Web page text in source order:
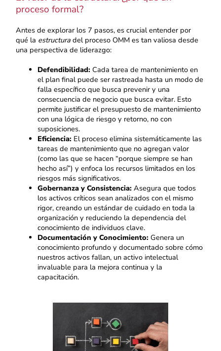
proceso formal?
Antes de explorar los 7 pasos, es crucial entender por
qué la estructura del proceso OMM es tan valiosa desde
una perspectiva de liderazgo:
Defendibilidad: Cada tarea de mantenimiento en
el plan final puede ser rastreada hasta un modo de
falla específico que busca prevenir y una
consecuencia de negocio que busca evitar. Esto
permite justificar el presupuesto de mantenimiento
con una lógica de riesgo y retorno, no con
suposiciones.
Eficiencia: El proceso elimina sistemáticamente las
tareas de mantenimiento que no agregan valor
(como las que se hacen “porque siempre se han
hecho así”) y enfoca los recursos limitados en los
riesgos más significativos.
Gobernanza y Consistencia: Asegura que todos
los activos críticos sean analizados con el mismo
rigor, creando un estándar de cuidado en toda la
organización y reduciendo la dependencia del
conocimiento de individuos clave.
Documentación y Conocimiento: Genera un
conocimiento profundo y documentado sobre cómo
nuestros activos fallan, un activo intelectual
invaluable para la mejora continua y la
capacitación.